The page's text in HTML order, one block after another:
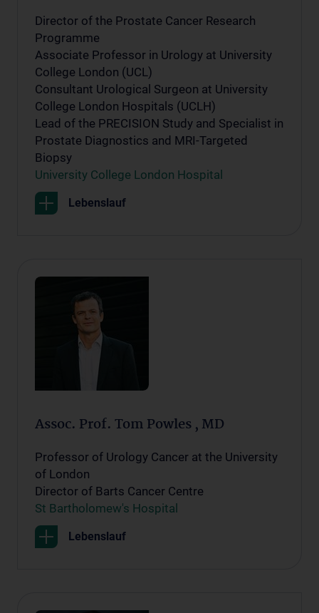
Director of the Prostate Cancer Research
Programme
Associate Professor in Urology at University
College London (UCL)
Consultant Urological Surgeon at University
College London Hospitals (UCLH)
Lead of the PRECISION Study and Specialist in
Prostate Diagnostics and MRI-Targeted
Biopsy
University College London Hospital
Lebenslauf
Assoc. Prof. Tom Powles , MD
Professor of Urology Cancer at the University
of London
Director of Barts Cancer Centre
St Bartholomew's Hospital
Lebenslauf